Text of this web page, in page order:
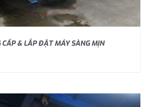
CẤP & LẮP ĐẶT MÁY SÀNG MỊN